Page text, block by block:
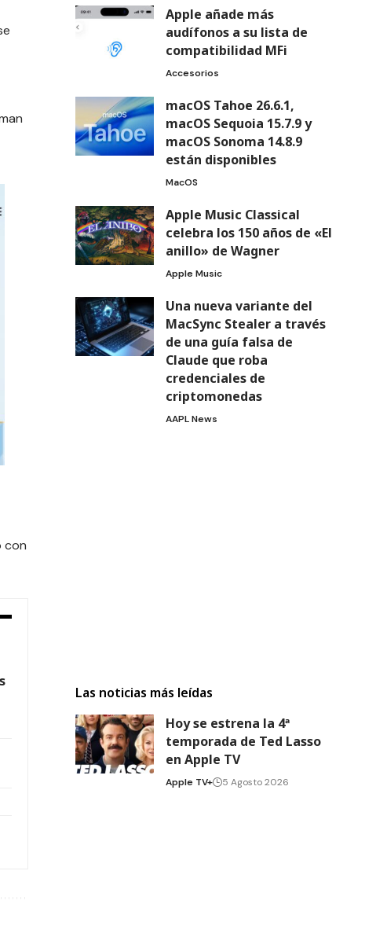
con
Apple añade más
audífonos a su lista de
compatibilidad MFi
Accesorios
macOS Tahoe 26.6.1,
macOS Sequoia 15.7.9 y
macOS Sonoma 14.8.9
están disponibles
MacOS
Apple Music Classical
celebra los 150 años de «El
anillo» de Wagner
Apple Music
Una nueva variante del
MacSync Stealer a través
de una guía falsa de
Claude que roba
credenciales de
criptomonedas
AAPL News
Las noticias más leídas
Hoy se estrena la 4ª
temporada de Ted Lasso
en Apple TV
Apple TV+ 5 Agosto 2026